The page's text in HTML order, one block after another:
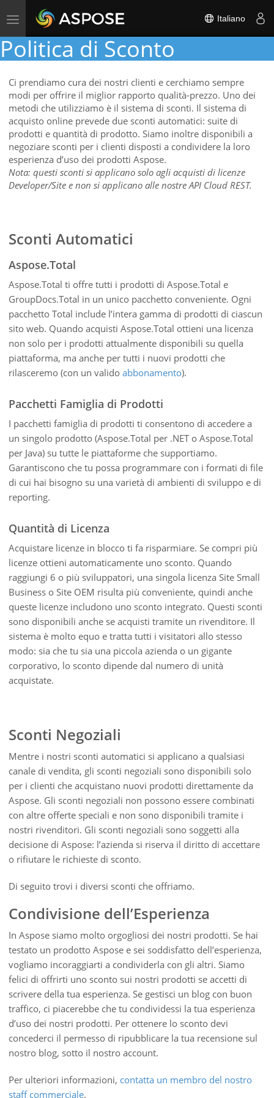
Toggle
navigation
Italiano
Politica di Sconto
Ci prendiamo cura dei nostri clienti e cerchiamo sempre
modi per offrire il miglior rapporto qualità‑prezzo. Uno dei
metodi che utilizziamo è il sistema di sconti. Il sistema di
acquisto online prevede due sconti automatici: suite di
prodotti e quantità di prodotto. Siamo inoltre disponibili a
negoziare sconti per i clienti disposti a condividere la loro
esperienza d’uso dei prodotti Aspose.
Nota: questi sconti si applicano solo agli acquisti di licenze
Developer/Site e non si applicano alle nostre API Cloud REST.
Sconti Automatici
Aspose.Total
Aspose.Total ti offre tutti i prodotti di Aspose.Total e
GroupDocs.Total in un unico pacchetto conveniente. Ogni
pacchetto Total include l’intera gamma di prodotti di ciascun
sito web. Quando acquisti Aspose.Total ottieni una licenza
non solo per i prodotti attualmente disponibili su quella
piattaforma, ma anche per tutti i nuovi prodotti che
rilasceremo (con un valido abbonamento).
Pacchetti Famiglia di Prodotti
I pacchetti famiglia di prodotti ti consentono di accedere a
un singolo prodotto (Aspose.Total per .NET o Aspose.Total
per Java) su tutte le piattaforme che supportiamo.
Garantiscono che tu possa programmare con i formati di file
di cui hai bisogno su una varietà di ambienti di sviluppo e di
reporting.
Quantità di Licenza
Acquistare licenze in blocco ti fa risparmiare. Se compri più
licenze ottieni automaticamente uno sconto. Quando
raggiungi 6 o più sviluppatori, una singola licenza Site Small
Business o Site OEM risulta più conveniente, quindi anche
queste licenze includono uno sconto integrato. Questi sconti
sono disponibili anche se acquisti tramite un rivenditore. Il
sistema è molto equo e tratta tutti i visitatori allo stesso
modo: sia che tu sia una piccola azienda o un gigante
corporativo, lo sconto dipende dal numero di unità
acquistate.
Sconti Negoziali
Mentre i nostri sconti automatici si applicano a qualsiasi
canale di vendita, gli sconti negoziali sono disponibili solo
per i clienti che acquistano nuovi prodotti direttamente da
Aspose. Gli sconti negoziali non possono essere combinati
con altre offerte speciali e non sono disponibili tramite i
nostri rivenditori. Gli sconti negoziali sono soggetti alla
decisione di Aspose: l’azienda si riserva il diritto di accettare
o rifiutare le richieste di sconto.
Di seguito trovi i diversi sconti che offriamo.
Condivisione dell’Esperienza
In Aspose siamo molto orgogliosi dei nostri prodotti. Se hai
testato un prodotto Aspose e sei soddisfatto dell’esperienza,
vogliamo incoraggiarti a condividerla con gli altri. Siamo
felici di offrirti uno sconto sui nostri prodotti se accetti di
scrivere della tua esperienza. Se gestisci un blog con buon
traffico, ci piacerebbe che tu condividessi la tua esperienza
d’uso dei nostri prodotti. Per ottenere lo sconto devi
concederci il permesso di ripubblicare la tua recensione sul
nostro blog, sotto il nostro account.
Per ulteriori informazioni, contatta un membro del nostro
staff commerciale.